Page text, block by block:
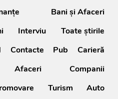
Bani și Afaceri
Interviu
Toate știrile
Contacte Pub
Carieră
Afaceri
Companii
Turism Auto